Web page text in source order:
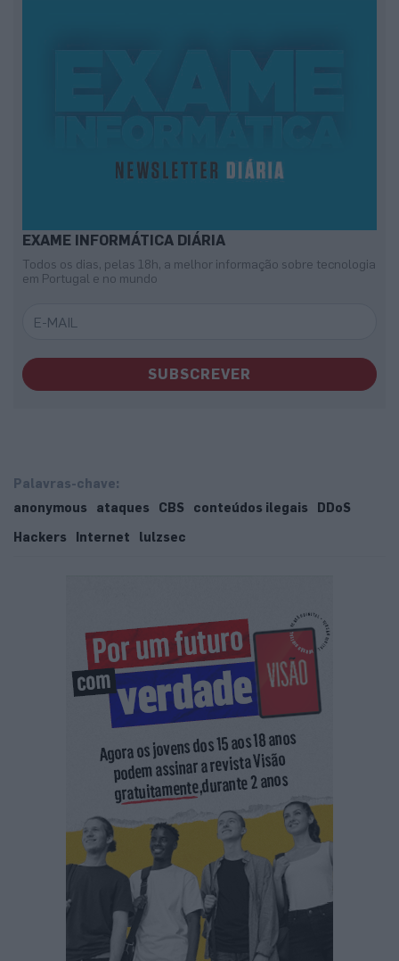
EXAME INFORMÁTICA DIÁRIA
Todos os dias, pelas 18h, a melhor informação sobre tecnologia
em Portugal e no mundo
SUBSCREVER
Palavras-chave:
anonymous
ataques CBS conteúdos ilegais
DDoS
Hackers
Internet lulzsec